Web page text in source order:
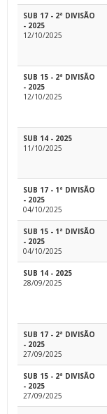
SUB 17 - 2ª DIVISÃO
- 2025
12/10/2025
SUB 15 - 2ª DIVISÃO
- 2025
12/10/2025
SUB 14 - 2025
11/10/2025
SUB 17 - 1ª DIVISÃO
- 2025
04/10/2025
SUB 15 - 1ª DIVISÃO
- 2025
04/10/2025
SUB 14 - 2025
28/09/2025
SUB 17 - 2ª DIVISÃO
- 2025
27/09/2025
SUB 15 - 2ª DIVISÃO
- 2025
27/09/2025